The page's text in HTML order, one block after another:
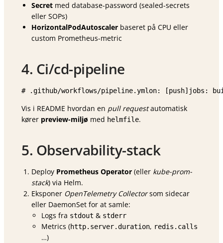
Secret med database-password (sealed-secrets
eller SOPs)
HorizontalPodAutoscaler baseret på CPU eller
custom Prometheus-metric
4. Ci/cd-pipeline
# .github/workflows/pipeline.ymlon: [push]jobs:
Vis i README hvordan en pull requestautomatisk
kører preview-miljø med helmfile.
5. Observability-stack
Deploy Prometheus Operator (eller kube-prom-
stack) via Helm.
Eksponer OpenTelemetry Collectorsom sidecar
eller DaemonSet for at samle:
Logs fra stdout & stderr
Metrics (http.server.duration, redis.calls
…)